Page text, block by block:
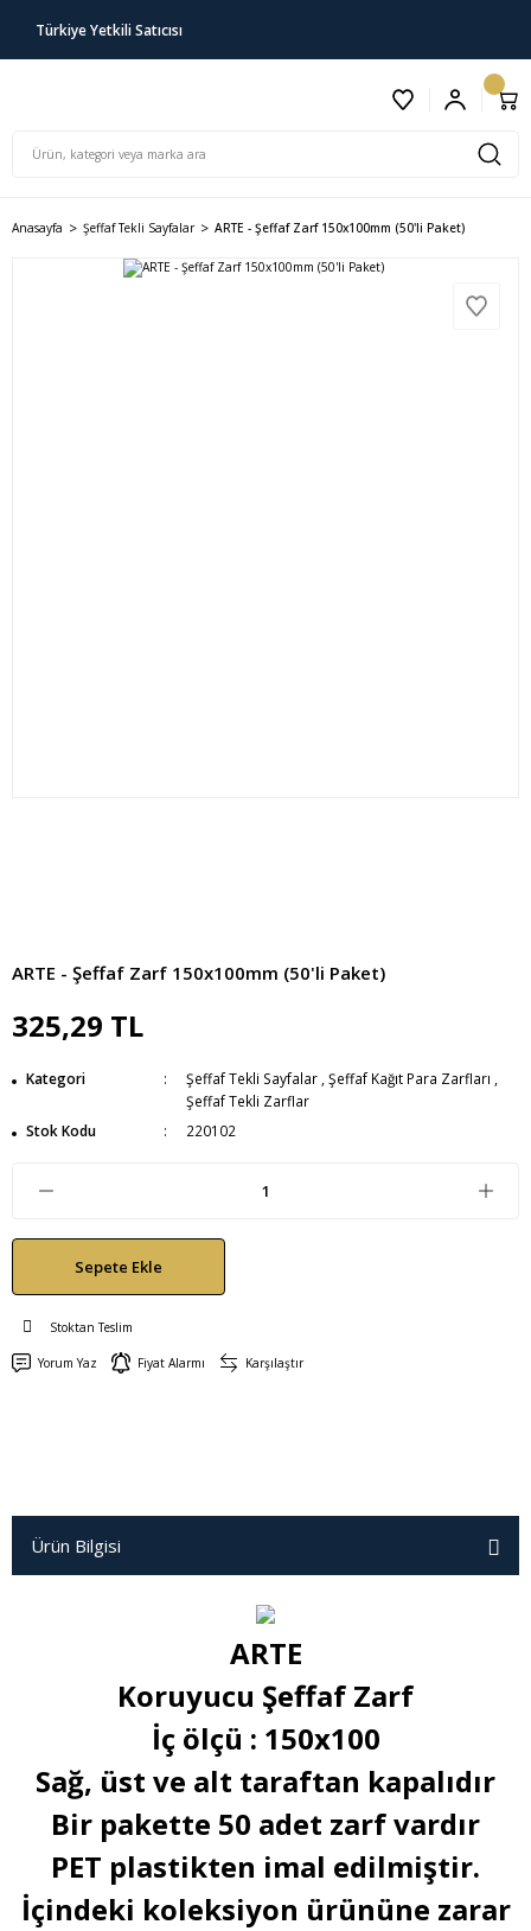
Türkiye Yetkili Satıcısı
Anasayfa Şeffaf Tekli Sayfalar ARTE - Şeffaf Zarf 150x100mm (50'li Paket)
ARTE - Şeffaf Zarf 150x100mm (50'li Paket)
325,29 TL
Kategori Şeffaf Tekli Sayfalar ,Şeffaf Kağıt Para Zarfları
Şeffaf Tekli Zarflar
Stok Kodu
220102
Sepete Ekle
Stoktan Teslim
Yorum Yaz Fiyat Alarmı Karşılaştır
Ürün Bilgisi
ARTE
Koruyucu Şeffaf Zarf
İç ölçü : 150x100
Sağ, üst ve alt taraftan kapalıdır
Bir pakette 50 adet zarf vardır
PET plastikten imal edilmiştir.
İçindeki koleksiyon ürününe zarar